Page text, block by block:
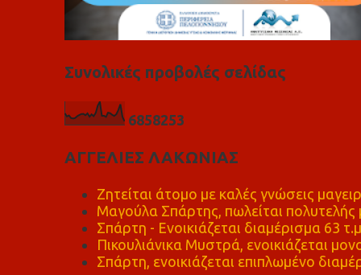
Συνολικές προβολές σελίδας
6858253
ΑΓΓΕΛΙΕΣ ΛΑΚΩΝΙΑΣ
Ζητείται άτομο με καλές γνώσεις
Μαγούλα Σπάρτης, πωλείται πολυτελής
Σπάρτη - Ενοικιάζεται διαμέρισμα 63 τ.μ
Πικουλιάνικα Μυστρά, ενοικιάζεται
Σπάρτη, ενοικιάζεται επιπλωμένο